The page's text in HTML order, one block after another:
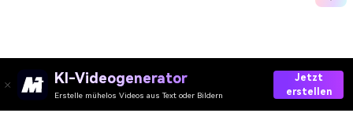
KI-Videogenerator
Erstelle mühelos Videos aus Text oder Bildern
Jetzt
erstellen